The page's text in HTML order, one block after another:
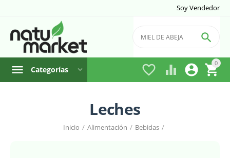
Soy Vendedor
0


 

Categorías
Leches
Inicio / Alimentación / Bebidas /